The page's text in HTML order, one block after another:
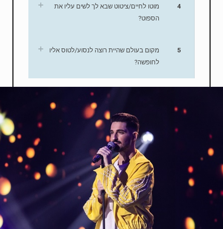
4
מוטו לחיים/ציטוט שבא לך לשים עליו את
הספוט?
5
מקום בעולם שהיית רוצה לנסוע/לטוס אליו
לחופשה?